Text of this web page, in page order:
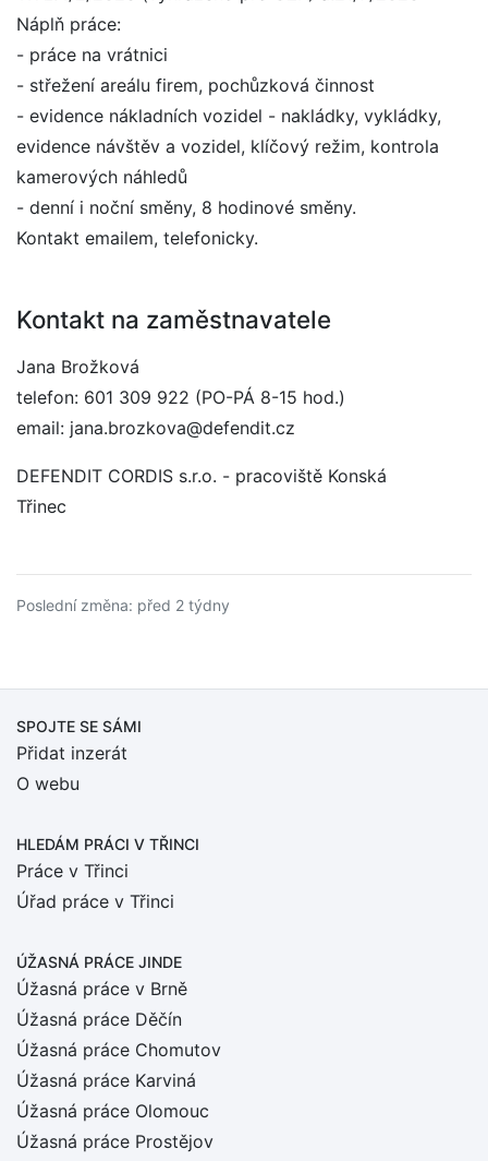
Náplň práce:
- práce na vrátnici
- střežení areálu firem, pochůzková činnost
- evidence nákladních vozidel - nakládky, vykládky,
evidence návštěv a vozidel, klíčový režim, kontrola
kamerových náhledů
- denní i noční směny, 8 hodinové směny.
Kontakt emailem, telefonicky.
Kontakt na zaměstnavatele
Jana Brožková
telefon: 601 309 922 (PO-PÁ 8-15 hod.)
email: jana.brozkova@defendit.cz
DEFENDIT CORDIS s.r.o. - pracoviště Konská
Třinec
Poslední změna: před 2 týdny
SPOJTE SE SÁMI
Přidat inzerát
O webu
HLEDÁM PRÁCI V TŘINCI
Práce v Třinci
Úřad práce v Třinci
ÚŽASNÁ PRÁCE JINDE
Úžasná práce v Brně
Úžasná práce Děčín
Úžasná práce Chomutov
Úžasná práce Karviná
Úžasná práce Olomouc
Úžasná práce Prostějov